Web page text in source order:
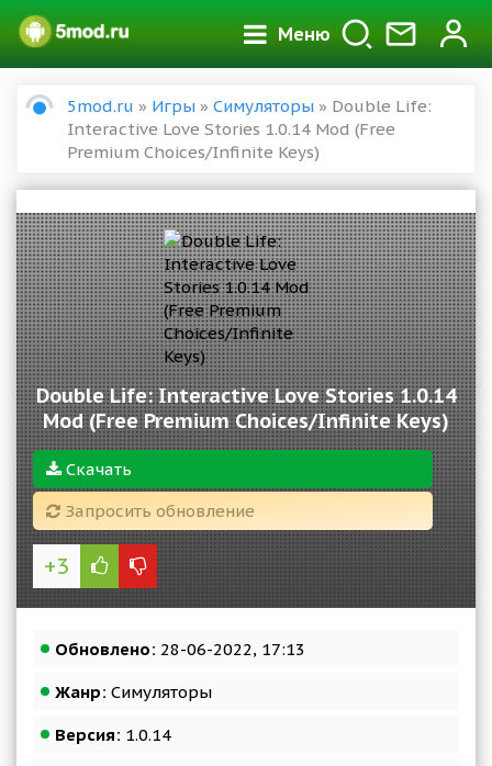
Меню
5mod.ru » Игры » Симуляторы » Double Life:
Interactive Love Stories 1.0.14 Mod (Free
Premium Choices/Infinite Keys)
Double Life: Interactive Love Stories 1.0.14
Mod (Free Premium Choices/Infinite Keys)
Скачать
Запросить обновление
+3
Обновлено: 28-06-2022, 17:13
Жанр: Симуляторы
Версия: 1.0.14